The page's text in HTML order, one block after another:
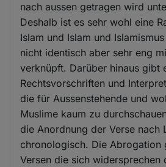
nach aussen getragen wird
Deshalb ist es sehr wohl eine
Islam und Islam und
nicht identisch aber sehr eng
verknüpft. Darüber hinaus gibt
Rechtsvorschriften und
die für Aussenstehende und
Muslime kaum zu
die Anordnung der Verse nach
chronologisch. Die Abrogation
Versen die sich widersprechen